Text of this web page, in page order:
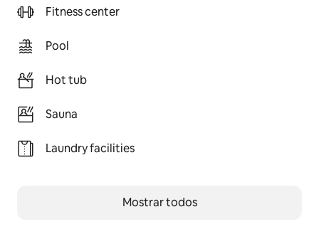
Fitness center
Pool
Hot tub
Sauna
Laundry facilities
Mostrar todos